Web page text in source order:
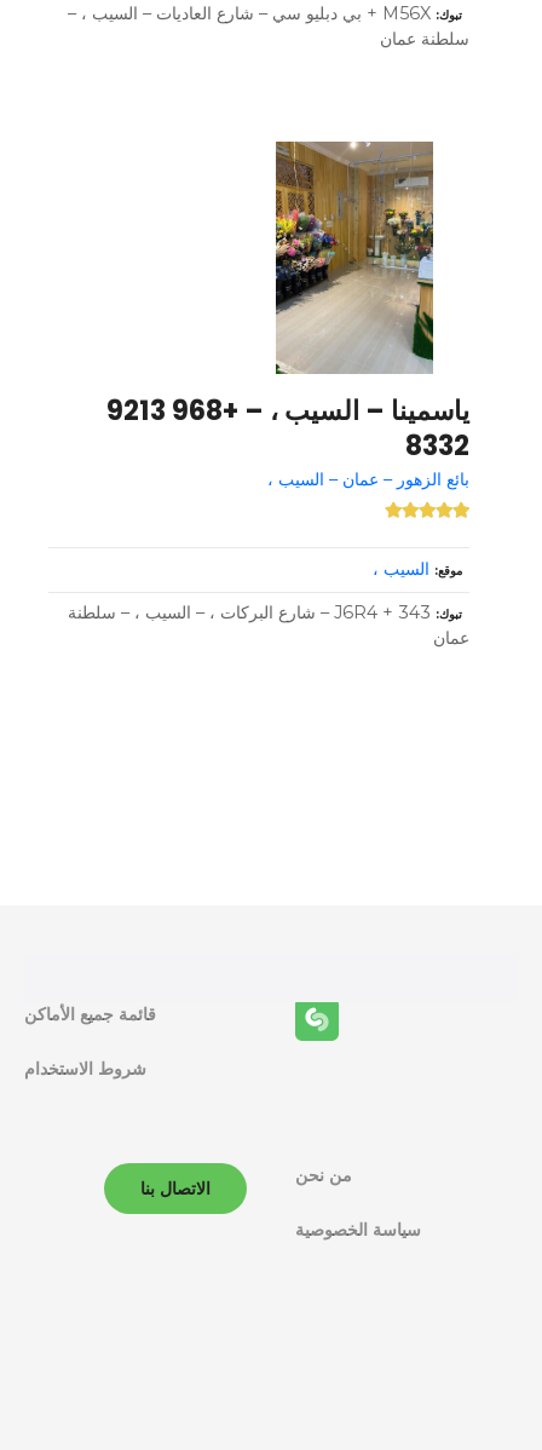
تبوك
M56X + بي دبليو سي – شارع العاديات – السيب ، –
سلطنة عمان
ياسمينا – السيب ، – +968 9213
8332
بائع الزهور – عمان – السيب ،
موقع السيب ،
تبوك
J6R4 + 343 – شارع البركات ، – السيب ، – سلطنة
عمان
قائمة جميع الأماكن
شروط الاستخدام
من نحن
سياسة الخصوصية
الاتصال بنا